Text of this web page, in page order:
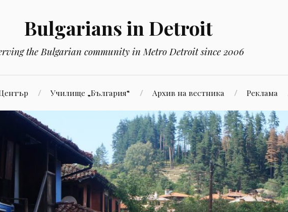
Bulgarians in Detroit
the Bulgarian community in Metro Detroit since 2006
Училище „България“ Aрхив на вестника Реклама